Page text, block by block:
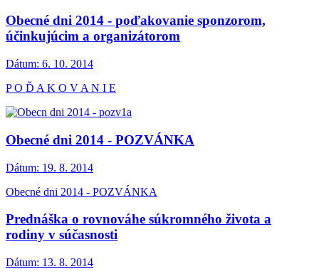
Obecné dni 2014 - poďakovanie sponzorom,
účinkujúcim a organizátorom
Dátum: 6. 10. 2014
P O Ď A K O V A N I E
Obecné dni 2014 - POZVÁNKA
Dátum: 19. 8. 2014
Obecné dni 2014 - POZVÁNKA
Prednáška o rovnováhe súkromného života a
rodiny v súčasnosti
Dátum: 13. 8. 2014